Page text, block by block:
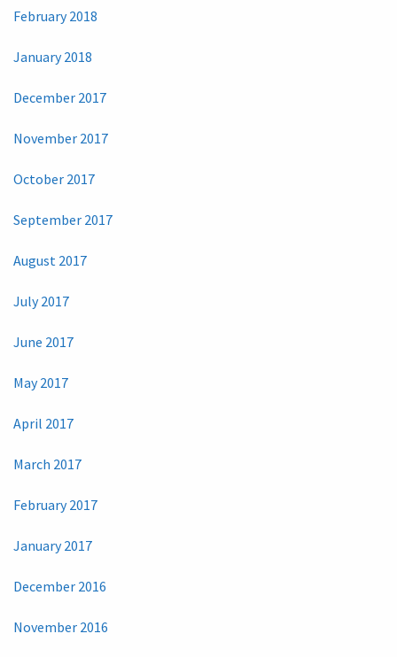
February 2018
January 2018
December 2017
November 2017
October 2017
September 2017
August 2017
July 2017
June 2017
May 2017
April 2017
March 2017
February 2017
January 2017
December 2016
November 2016